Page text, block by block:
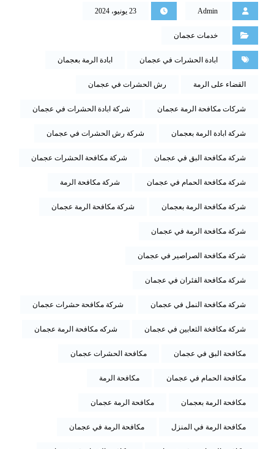
Admin 23 يونيو، 2024
خدمات عجمان
ابادة الحشرات في عجمان ابادة الرمة بعجمان
القضاء على الرمة رش الحشرات في عجمان
شركات مكافحة الرمة عجمان شركة ابادة الحشرات في عجمان
شركة ابادة الرمة بعجمان شركة رش الحشرات في عجمان
شركة مكافحة البق في عجمان شركة مكافحة الحشرات عجمان
شركة مكافحة الحمام في عجمان شركة مكافحة الرمة
شركة مكافحة الرمة بعجمان شركة مكافحة الرمة عجمان
شركة مكافحة الرمة في عجمان
شركة مكافحة الصراصير في عجمان
شركة مكافحة الفئران في عجمان
شركة مكافحة النمل في عجمان شركة مكافحة حشرات عجمان
شركة مكافخة الثعابين في عجمان شركه مكافحة الرمة عجمان
مكافحة البق في عجمان مكافحة الحشرات عجمان
مكافحة الحمام في عجمان مكافحة الرمة
مكافحة الرمة بعجمان مكافحة الرمة عجمان
مكافحة الرمة في المنزل مكافحة الرمة في عجمان